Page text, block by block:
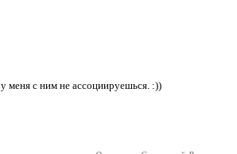
меня с ним не ассоциируешься. :))